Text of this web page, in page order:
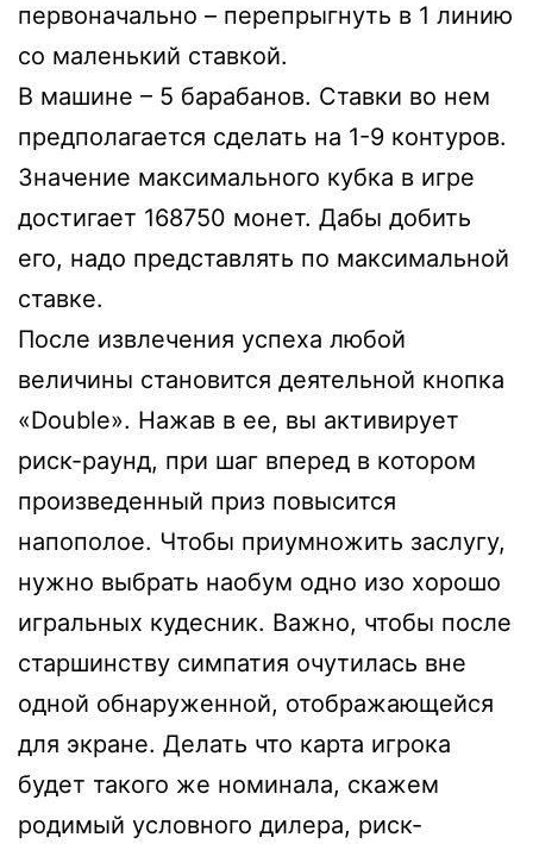
первоначально – перепрыгнуть в 1 линию
со маленький ставкой.
В машине – 5 барабанов. Ставки во нем
предполагается сделать на 1-9 контуров.
Значение максимального кубка в игре
достигает 168750 монет. Дабы добить
его, надо представлять по максимальной
ставке.
После извлечения успеха любой
величины становится деятельной кнопка
«Double». Нажав в ее, вы активирует
риск-раунд, при шаг вперед в котором
произведенный приз повысится
напополое. Чтобы приумножить заслугу,
нужно выбрать наобум одно изо хорошо
игральных кудесник. Важно, чтобы после
старшинству симпатия очутилась вне
одной обнаруженной, отображающейся
для экране. Делать что карта игрока
будет такого же номинала, скажем
родимый условного дилера, риск-